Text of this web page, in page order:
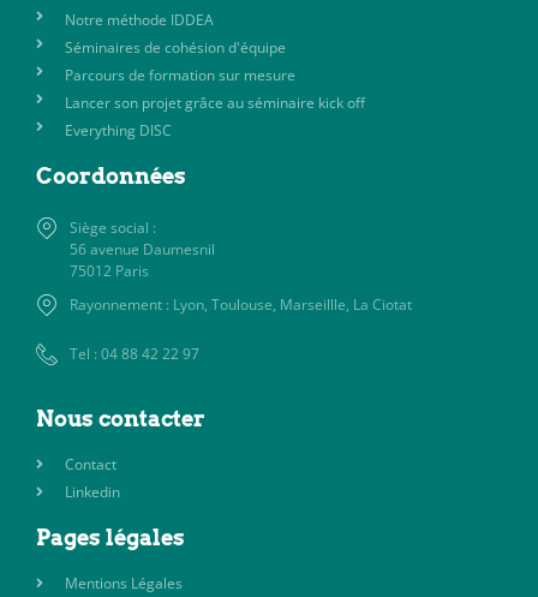
Notre méthode IDDEA
Séminaires de cohésion d'équipe
Parcours de formation sur mesure
Lancer son projet grâce au séminaire kick off
Everything DISC
Coordonnées
Siège social :
56 avenue Daumesnil
75012 Paris
Rayonnement : Lyon, Toulouse, Marseillle, La Ciotat
Tel : 04 88 42 22 97
Nous contacter
Contact
Linkedin
Pages légales
Mentions Légales